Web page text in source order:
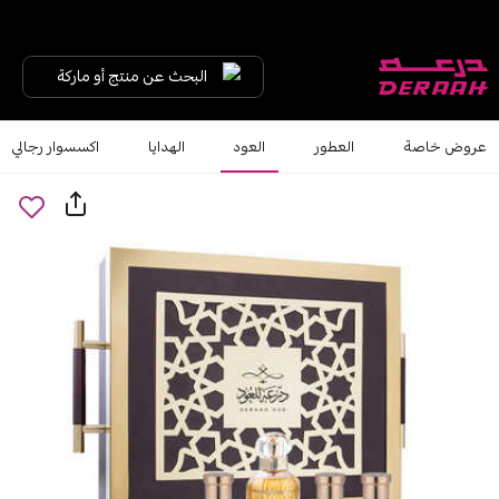
البحث عن منتج أو ماركة
عروض خاصة العطور العود الهدايا اكسسوار رجالي